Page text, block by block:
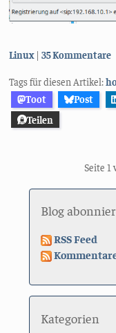
Kategorien:
Linux 35 Kommentare
Tags für diesen Artikel:
Toot
Post
Teilen
Seite 1
Blog
RSS Feed
Kategorien